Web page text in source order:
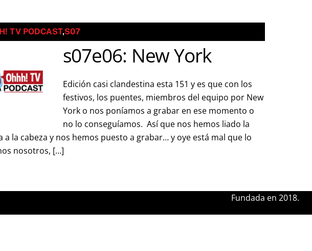
TV PODCAST,S07
s07e06: New York
Edición casi clandestina esta 151 y es que con los
festivos, los puentes, miembros del equipo por New
York o nos poníamos a grabar en ese momento o
no lo conseguíamos. Así que nos hemos liado la
a la cabeza y nos hemos puesto a grabar… y oye está mal que lo
nosotros, […]
Fundada en 2018.